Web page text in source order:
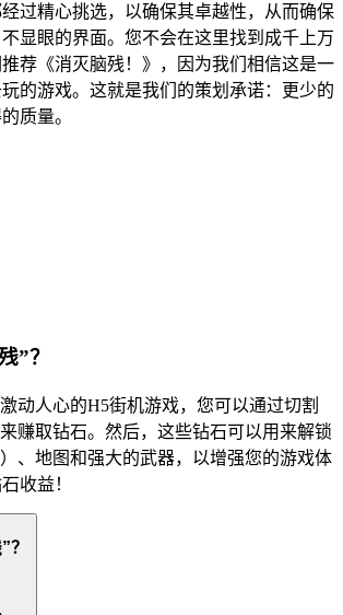
过精心挑选，以确保其卓越性，从而确保
显眼的界面。您不会在这里找到成千上万
荐《消灭脑残！》，因为我们相信这是一
的游戏。这就是我们的策划承诺：更少的
质量。
”？
动人心的H5街机游戏，您可以通过切割
赚取钻石。然后，这些钻石可以用来解锁
、地图和强大的武器，以增强您的游戏体
收益！
？